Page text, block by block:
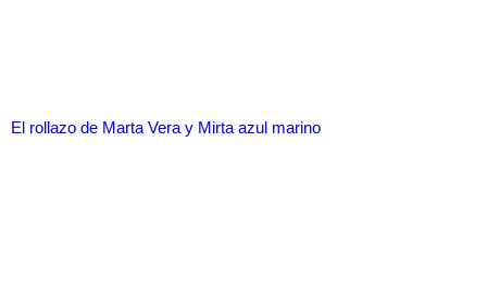
El rollazo de Marta Vera y Mirta azul marino